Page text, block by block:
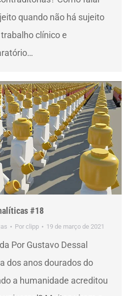
quando não há sujeito
clínico e
#18
Por clipp 19 de março de 2021
Por Gustavo Dessal
dos anos dourados do
a humanidade acreditou